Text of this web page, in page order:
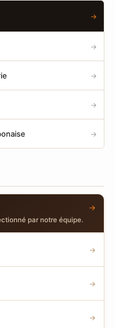
→
→
→
→
→
par notre équipe.
→
→
→
→